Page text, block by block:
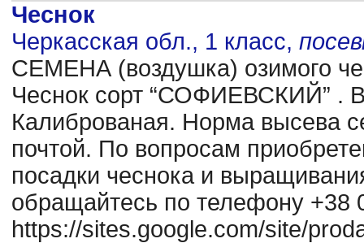
Чеснок
Черкасская обл., 1 класс,
CЕМЕНА (воздушка) озимого
Чеснок сорт “СОФИЕВСКИЙ” .
Калиброваная. Норма высева
почтой. По вопросам
посадки чеснока и
обращайтесь по телефону +38
https://sites.google.com/site/